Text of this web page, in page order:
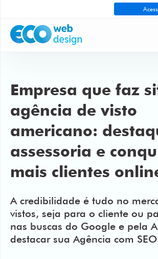
Soluções
Webdesign
profissional
Campanhas
no
Posicionamento
para
leads
Empresa
Empresa que faz
agência de visto
americano:
assessoria e
mais clientes
A credibilidade é tudo no
vistos, seja para o cliente ou
nas buscas do Google e pela
destacar sua Agência com SEO